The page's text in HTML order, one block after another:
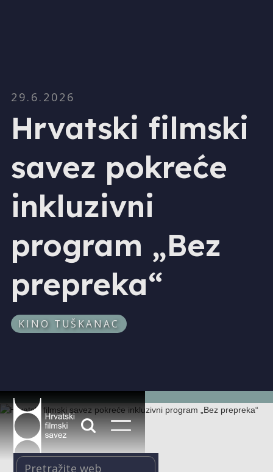
29.6.2026
Hrvatski filmski
savez pokreće
inkluzivni
program „Bez
prepreka“
KINO TUŠKANAC